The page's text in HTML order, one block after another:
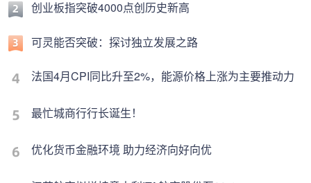
创业板指突破4000点创历史新高
可灵能否突破：探讨独立发展之路
法国4月CPI同比升至2%，能源价格上涨为主要推动力
最忙城商行行长诞生！
优化货币金融环境 助力经济向好向优